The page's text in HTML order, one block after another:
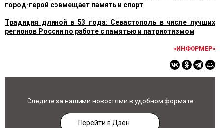
город-герой совмещает память и спорт
Традиция длиной в 53 года: Севастополь в числе лучших
регионов России по работе с памятью и патриотизмом
«ИНФОРМЕР»
Следите за нашими новостями в удобном формате
Перейти в Дзен